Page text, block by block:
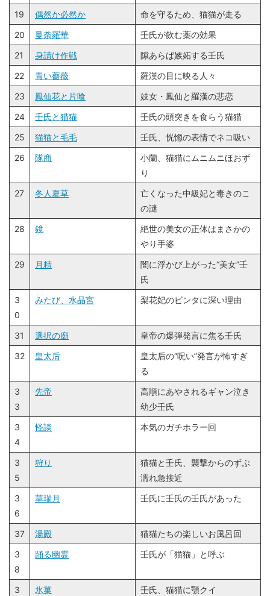
19
偶然か必然か
命を守るため、猫猫が走る
20
曼荼羅華
壬氏が飲む薬の効果
21
身請け作戦
隙あらば嫉妬する壬氏
22
青い薔薇
羅漢の目に映る人々
23
鳳仙花と片喰
妓女・鳳仙と羅漢の悲恋
24
壬氏と猫猫
壬氏の頭突きを食らう猫猫
25
猫猫と毛毛
壬氏、恍惚の表情でネコ吸い
26
隊商
小蘭、猫猫にムニムニほおず
り
27
冬人夏草
亡くなった中級妃と毒きのこ
の謎
28
鏡
絶世の美女の正体はまさかの
やり手婆
29
月精
闇に浮かび上がった“美女”壬
氏
3
0
みたび、水晶宮 梨花妃のビンタに深い理由
31 選択の廟
皇帝の爆弾発言に焦る壬氏
32
皇太后
皇太后の“呪い”発言が怖すぎ
る
3
3
先帝
高順にあやされるギャン泣き
幼少壬氏
3
4
怪談 本気のガチホラー回
3
5
狩り
猫猫と壬氏、襲撃からのずぶ
濡れ急接近
3
6
華瑞月 壬氏に壬氏の壬氏があった
37 湯殿
猫猫たちの楽しいお風呂回
3
8
踊る幽霊 壬氏が「猫猫」と呼ぶ
3
氷菓 壬氏、猫猫に顎クイ